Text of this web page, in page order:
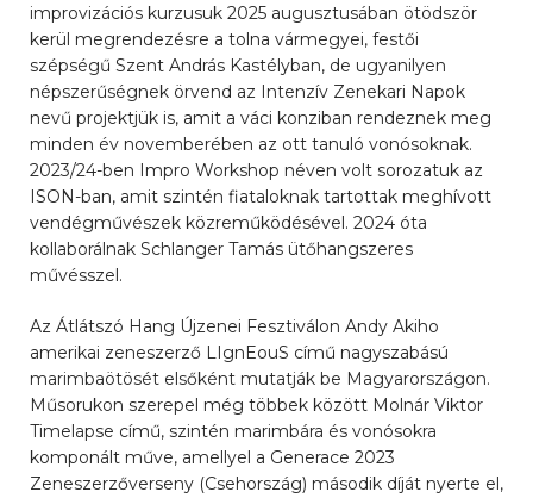
improvizációs kurzusuk 2025 augusztusában ötödször
kerül megrendezésre a tolna vármegyei, festői
szépségű Szent András Kastélyban, de ugyanilyen
népszerűségnek örvend az Intenzív Zenekari Napok
nevű projektjük is, amit a váci konziban rendeznek meg
minden év novemberében az ott tanuló vonósoknak.
2023/24-ben Impro Workshop néven volt sorozatuk az
ISON-ban, amit szintén fiataloknak tartottak meghívott
vendégművészek közreműködésével. 2024 óta
kollaborálnak Schlanger Tamás ütőhangszeres
művésszel.
Az Átlátszó Hang Újzenei Fesztiválon Andy Akiho
amerikai zeneszerző LIgnEouS című nagyszabású
marimbaötösét elsőként mutatják be Magyarországon.
Műsorukon szerepel még többek között Molnár Viktor
Timelapse című, szintén marimbára és vonósokra
komponált műve, amellyel a Generace 2023
Zeneszerzőverseny (Csehország) második díját nyerte el,